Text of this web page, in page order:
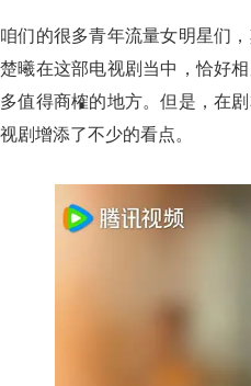
咱们的很多青年流量女明星们
楚曦在这部电视剧当中，恰好
多值得商榷的地方。但是，在
视剧增添了不少的看点。